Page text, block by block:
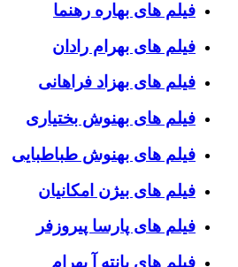
فیلم های بهاره رهنما
فیلم های بهرام رادان
فیلم های بهزاد فراهانی
فیلم های بهنوش بختیاری
فیلم های بهنوش طباطبایی
فیلم های بیژن امکانیان
فیلم های پارسا پیروزفر
فیلم های پانته آ بهرام